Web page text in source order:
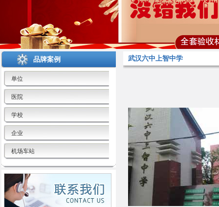
品牌案例
单位
医院
学校
企业
机场车站
武汉六中上智中学